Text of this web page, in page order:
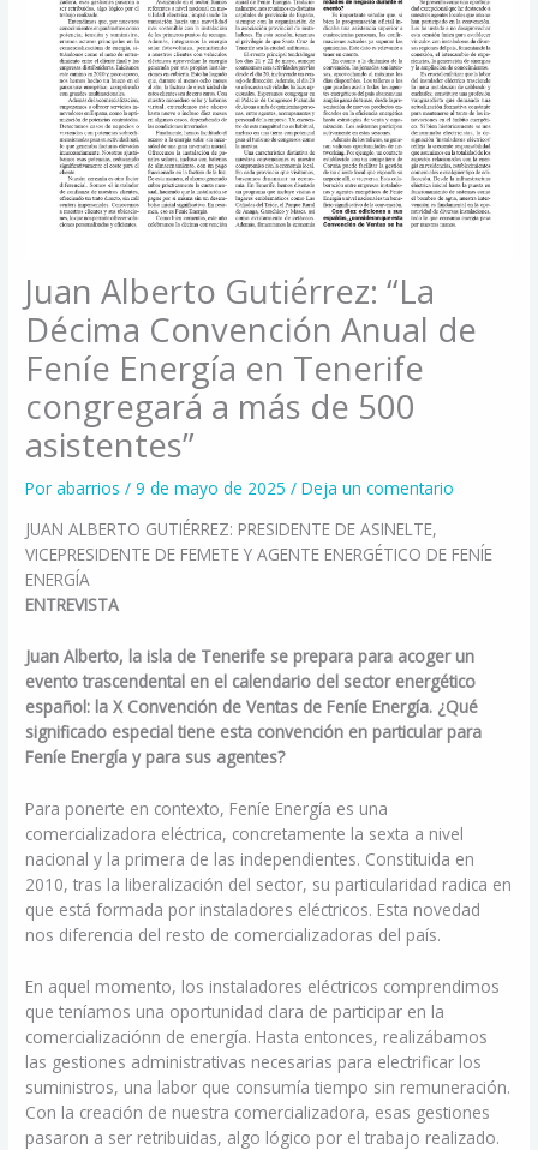
Juan Alberto Gutiérrez: “La
Décima Convención Anual de
Feníe Energía en Tenerife
congregará a más de 500
asistentes”
Porabarrios/9 de mayo de 2025/Deja un comentario
JUAN ALBERTO GUTIÉRREZ: PRESIDENTE DE ASINELTE,
VICEPRESIDENTE DE FEMETE Y AGENTE ENERGÉTICO DE FENÍE
ENERGÍA
ENTREVISTA
Juan Alberto, la isla de Tenerife se prepara para acoger un
evento trascendental en el calendario del sector energético
español: la X Convención de Ventas de Feníe Energía. ¿Qué
significado especial tiene esta convención en particular para
Feníe Energía y para sus agentes?
Para ponerte en contexto, Feníe Energía es una
comercializadora eléctrica, concretamente la sexta a nivel
nacional y la primera de las independientes. Constituida en
2010, tras la liberalización del sector, su particularidad radica en
que está formada por instaladores eléctricos. Esta novedad
nos diferencia del resto de comercializadoras del país.
En aquel momento, los instaladores eléctricos comprendimos
que teníamos una oportunidad clara de participar en la
comercializaciónn de energía. Hasta entonces, realizábamos
las gestiones administrativas necesarias para electrificar los
suministros, una labor que consumía tiempo sin remuneración.
Con la creación de nuestra comercializadora, esas gestiones
pasaron a ser retribuidas, algo lógico por el trabajo realizado.